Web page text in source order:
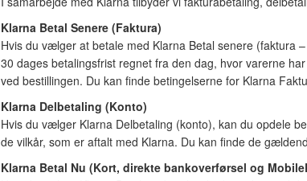
Klarna Betal Senere (Faktura)
Hvis du vælger at betale med Klarna Betal senere (faktura
30 dages betalingsfrist regnet fra den dag, hvor varerne
ved bestillingen. Du kan finde betingelserne for Klarna
Klarna Delbetaling (Konto)
Hvis du vælger Klarna Delbetaling (konto), kan du opdele
de vilkår, som er aftalt med Klarna. Du kan finde de
Klarna Betal Nu (Kort, direkte bankoverførsel og